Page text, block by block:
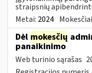
straipsnių
Metai: 2024
Dėl mokesčių
panaikinimo
Web turinio sąrašas